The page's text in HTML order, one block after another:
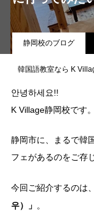
K Village韓国留学
静岡校のブログ
韓国語教室なら K
안녕하세요!!
K Village静岡校です。
静岡市に、まるで韓
フェがあるのをご存
今回ご紹介するのは
우）」 。